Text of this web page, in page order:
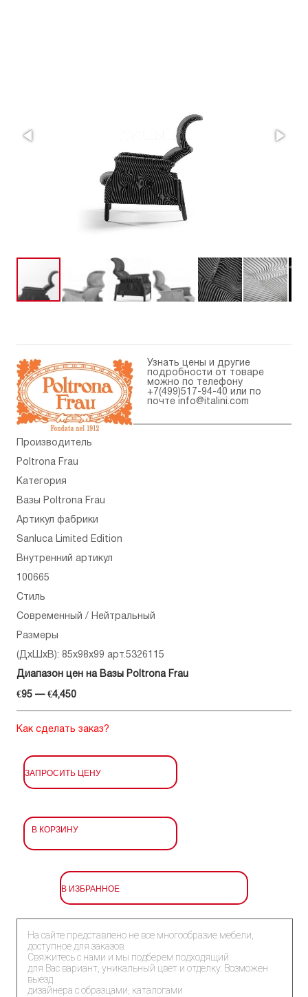
Узнать цены и другие
подробности от товаре
можно по телефону
+7(499)517-94-40 или по
почте
info@italini.com
Производитель
Poltrona Frau
Категория
Вазы Poltrona Frau
Артикул фабрики
Sanluca Limited Edition
Внутренний артикул
100665
Стиль
Современный / Нейтральный
Размеры
(ДхШхВ): 85x98x99 арт.5326115
Диапазон цен на Вазы Poltrona Frau
€95 — €4,450
Как сделать заказ?
ЗАПРОСИТЬ ЦЕНУ
В КОРЗИНУ
В ИЗБРАННОЕ
На сайте представлено не все многообразие мебели,
доступное для заказов.
Свяжитесь с нами и мы подберем подходящий
для Вас вариант, уникальный цвет и отделку. Возможен
выезд
дизайнера с образцами, каталогами